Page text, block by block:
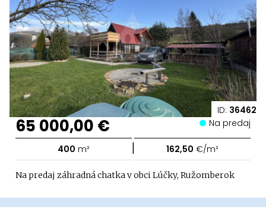
ID: 36462
65 000,00 € Na predaj
400 m² | 162,50 €/m²
Na predaj záhradná chatka v obci Lúčky, Ružomberok